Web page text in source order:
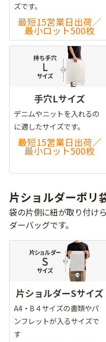
ズです。
最短15営業日出荷／
最小ロット500枚
手穴Lサイズ
デニムやニットを入れるの
に適したサイズです。
最短15営業日出荷／
最小ロット500枚
片ショルダーポリ
袋の片側に紐が取り付け
ダーバッグです。
片ショルダーSサイズ
A4・B４サイズの書類やパ
ンフレットが入るサイズで
す